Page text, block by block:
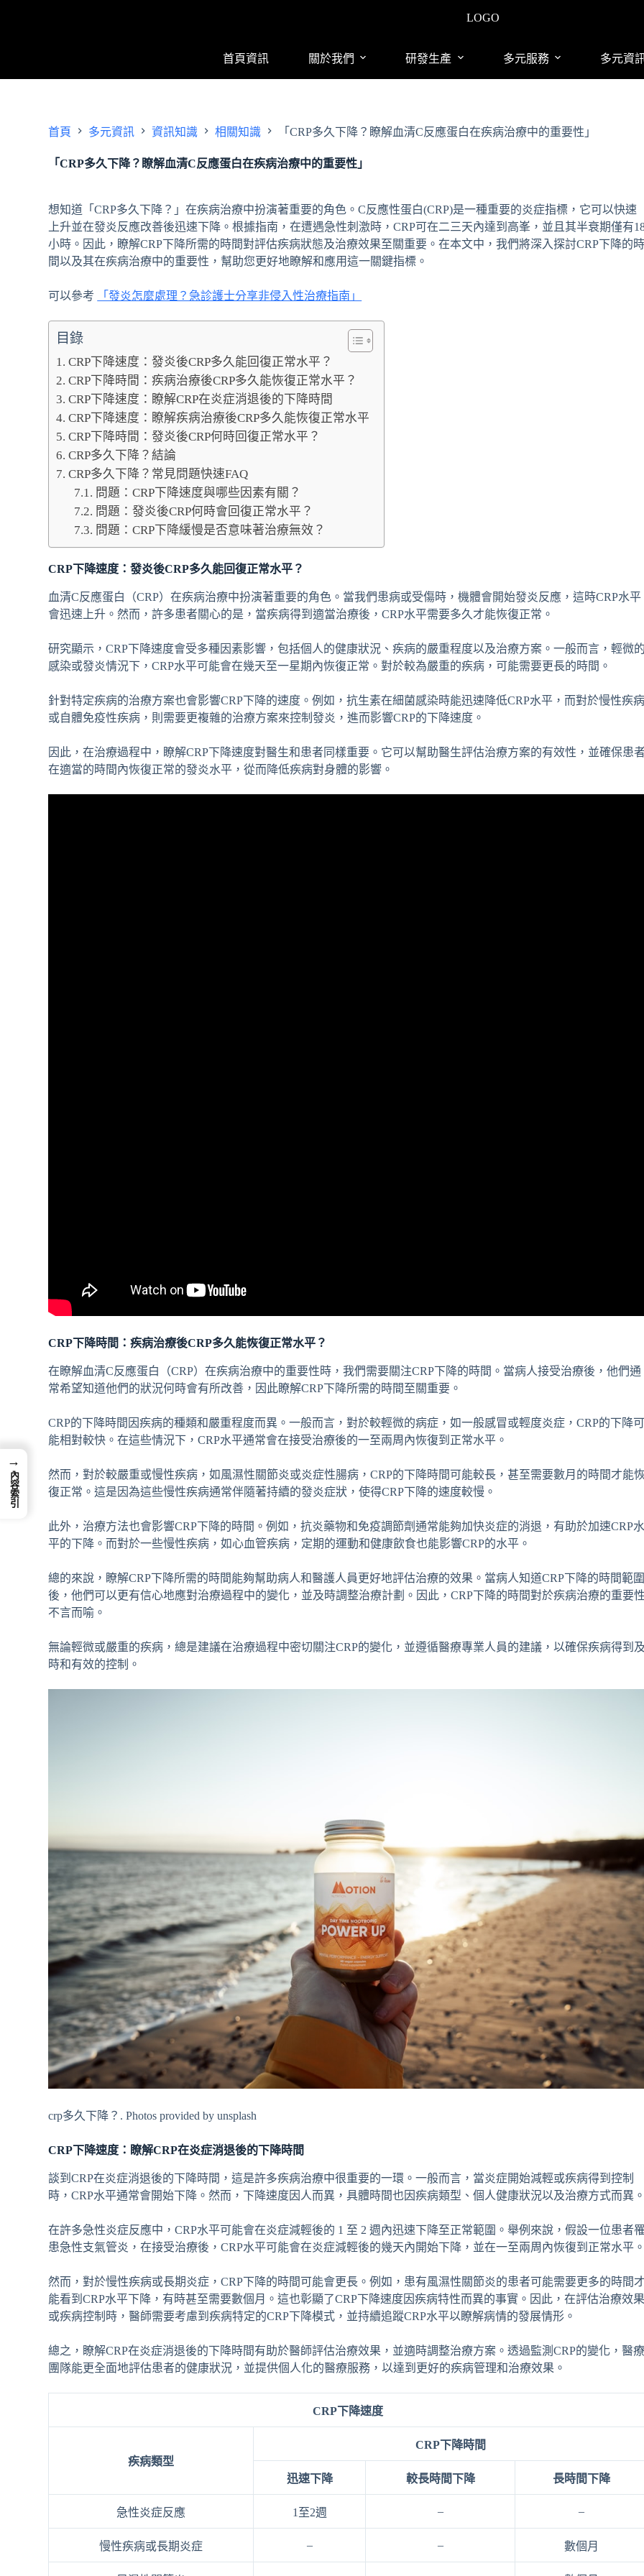
LOGO
首頁資訊 關於我們 研發生產 多元服務 多元資
首頁 多元資訊 資訊知識 相關知識 「CRP多久下降？瞭解血清C反應蛋白在疾病治療中的重要性」
「CRP多久下降？瞭解血清C反應蛋白在疾病治療中的重要性」
想知道「CRP多久下降？」在疾病治療中扮演著重要的角色。C反應性蛋白(CRP)是一種重要的炎症指標，它可以快速
上升並在發炎反應改善後迅速下降。根據指南，在遭遇急性刺激時，CRP可在二三天內達到高峯，並且其半衰期僅有
小時。因此，瞭解CRP下降所需的時間對評估疾病狀態及治療效果至關重要。在本文中，我們將深入探討CRP下降的
間以及其在疾病治療中的重要性，幫助您更好地瞭解和應用這一關鍵指標。
可以參考 「發炎怎麼處理？急診護士分享非侵入性治療指南」
目錄
CRP下降速度：發炎後CRP多久能回復正常水平？
CRP下降時間：疾病治療後CRP多久能恢復正常水平？
CRP下降速度：瞭解CRP在炎症消退後的下降時間
CRP下降速度：瞭解疾病治療後CRP多久能恢復正常水平
CRP下降時間：發炎後CRP何時回復正常水平？
CRP多久下降？結論
CRP多久下降？常見問題快速FAQ
問題：CRP下降速度與哪些因素有關？
問題：發炎後CRP何時會回復正常水平？
問題：CRP下降緩慢是否意味著治療無效？
CRP下降速度：發炎後CRP多久能回復正常水平？
血清C反應蛋白（CRP）在疾病治療中扮演著重要的角色。當我們患病或受傷時，機體會開始發炎反應，這時CRP水平
會迅速上升。然而，許多患者關心的是，當疾病得到適當治療後，CRP水平需要多久才能恢復正常。
研究顯示，CRP下降速度會受多種因素影響，包括個人的健康狀況、疾病的嚴重程度以及治療方案。一般而言，輕微
感染或發炎情況下，CRP水平可能會在幾天至一星期內恢復正常。對於較為嚴重的疾病，可能需要更長的時間。
針對特定疾病的治療方案也會影響CRP下降的速度。例如，抗生素在細菌感染時能迅速降低CRP水平，而對於慢性疾
或自體免疫性疾病，則需要更複雜的治療方案來控制發炎，進而影響CRP的下降速度。
因此，在治療過程中，瞭解CRP下降速度對醫生和患者同樣重要。它可以幫助醫生評估治療方案的有效性，並確保患
在適當的時間內恢復正常的發炎水平，從而降低疾病對身體的影響。
CRP下降時間：疾病治療後CRP多久能恢復正常水平？
在瞭解血清C反應蛋白（CRP）在疾病治療中的重要性時，我們需要關注CRP下降的時間。當病人接受治療後，他們通
常希望知道他們的狀況何時會有所改善，因此瞭解CRP下降所需的時間至關重要。
CRP的下降時間因疾病的種類和嚴重程度而異。一般而言，對於較輕微的病症，如一般感冒或輕度炎症，CRP的下降
能相對較快。在這些情況下，CRP水平通常會在接受治療後的一至兩周內恢復到正常水平。
然而，對於較嚴重或慢性疾病，如風濕性關節炎或炎症性腸病，CRP的下降時間可能較長，甚至需要數月的時間才能
復正常。這是因為這些慢性疾病通常伴隨著持續的發炎症狀，使得CRP下降的速度較慢。
此外，治療方法也會影響CRP下降的時間。例如，抗炎藥物和免疫調節劑通常能夠加快炎症的消退，有助於加速CRP
平的下降。而對於一些慢性疾病，如心血管疾病，定期的運動和健康飲食也能影響CRP的水平。
總的來說，瞭解CRP下降所需的時間能夠幫助病人和醫護人員更好地評估治療的效果。當病人知道CRP下降的時間範
後，他們可以更有信心地應對治療過程中的變化，並及時調整治療計劃。因此，CRP下降的時間對於疾病治療的重要
不言而喻。
無論輕微或嚴重的疾病，總是建議在治療過程中密切關注CRP的變化，並遵循醫療專業人員的建議，以確保疾病得到
時和有效的控制。
crp多久下降？. Photos provided by unsplash
CRP下降速度：瞭解CRP在炎症消退後的下降時間
談到CRP在炎症消退後的下降時間，這是許多疾病治療中很重要的一環。一般而言，當炎症開始減輕或疾病得到控制
時，CRP水平通常會開始下降。然而，下降速度因人而異，具體時間也因疾病類型、個人健康狀況以及治療方式而異
在許多急性炎症反應中，CRP水平可能會在炎症減輕後的 1 至 2 週內迅速下降至正常範圍。舉例來說，假設一位患者
患急性支氣管炎，在接受治療後，CRP水平可能會在炎症減輕後的幾天內開始下降，並在一至兩周內恢復到正常水平
然而，對於慢性疾病或長期炎症，CRP下降的時間可能會更長。例如，患有風濕性關節炎的患者可能需要更多的時間
能看到CRP水平下降，有時甚至需要數個月。這也彰顯了CRP下降速度因疾病特性而異的事實。因此，在評估治療效
或疾病控制時，醫師需要考慮到疾病特定的CRP下降模式，並持續追蹤CRP水平以瞭解病情的發展情形。
總之，瞭解CRP在炎症消退後的下降時間有助於醫師評估治療效果，並適時調整治療方案。透過監測CRP的變化，醫
團隊能更全面地評估患者的健康狀況，並提供個人化的醫療服務，以達到更好的疾病管理和治療效果。
CRP下降速度
疾病類型
CRP下降時間
迅速下降 較長時間下降 長時間下降
急性炎症反應 1至2週 – –
慢性疾病或長期炎症 – – 數個月
→
內容索引